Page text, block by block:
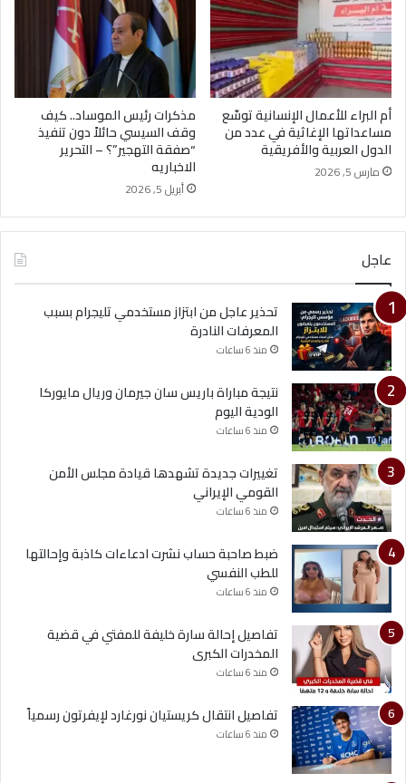
أم البراء للأعمال الإنسانية توسّع
مساعداتها الإغاثية في عدد من
الدول العربية والأفريقية
مارس 5, 2026
مذكرات رئيس الموساد.. كيف
وقف السيسي حائلاً دون تنفيذ
“صفقة التهجير”؟ – التحرير
الاخباريه
أبريل 5, 2026
عاجل
تحذير عاجل من ابتزاز مستخدمي تليجرام بسبب
المعرفات النادرة
منذ 6 ساعات
نتيجة مباراة باريس سان جيرمان وريال مايوركا
الودية اليوم
منذ 6 ساعات
تغييرات جديدة تشهدها قيادة مجلس الأمن
القومي الإيراني
منذ 6 ساعات
ضبط صاحبة حساب نشرت ادعاءات كاذبة وإحالتها
للطب النفسي
منذ 6 ساعات
تفاصيل إحالة سارة خليفة للمفتي في قضية
المخدرات الكبرى
منذ 6 ساعات
تفاصيل انتقال كريستيان نورغارد لإيفرتون رسمياً
منذ 6 ساعات